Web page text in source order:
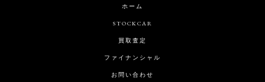
ホーム
STOCKCAR
買取査定
ファイナンシャル
お問い合わせ